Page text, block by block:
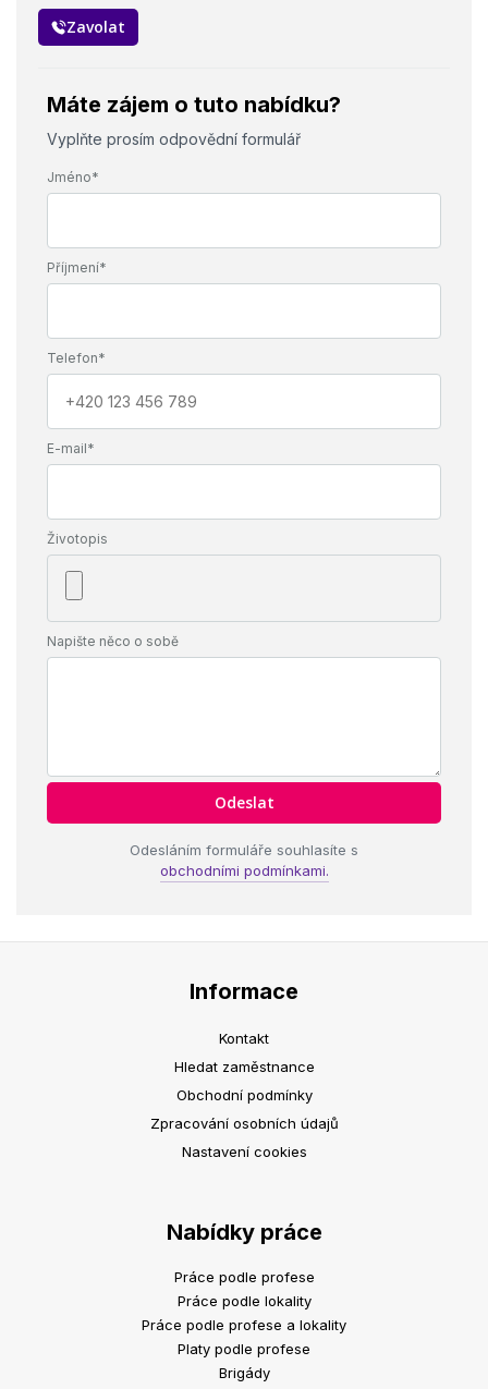
Zavolat
Máte zájem o tuto nabídku?
Vyplňte prosím odpovědní formulář
Jméno*
Příjmení*
Telefon*
E-mail*
Životopis
Napište něco o sobě
Odesláním formuláře souhlasíte s
obchodními podmínkami.
Informace
Kontakt
Hledat zaměstnance
Obchodní podmínky
Zpracování osobních údajů
Nastavení cookies
Nabídky práce
Práce podle profese
Práce podle lokality
Práce podle profese a lokality
Platy podle profese
Brigády